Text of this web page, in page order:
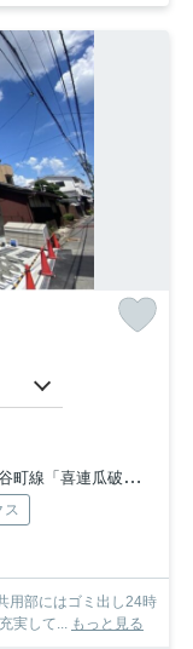
「喜連瓜破」駅 徒歩15分
ス
用部にはゴミ出し24時
実して... もっと見る